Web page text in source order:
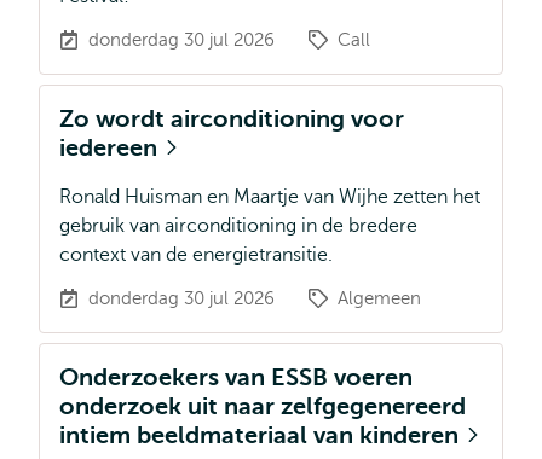
donderdag 30 jul 2026 Call
Zo wordt airconditioning voor
iedereen
Ronald Huisman en Maartje van Wijhe zetten het
gebruik van airconditioning in de bredere
context van de energietransitie.
donderdag 30 jul 2026 Algemeen
Onderzoekers van ESSB voeren
onderzoek uit naar zelfgegenereerd
intiem beeldmateriaal van kinderen